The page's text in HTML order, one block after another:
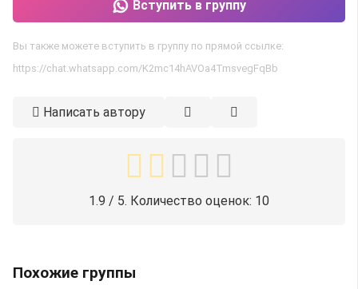
Вступить в группу
Вы также можете вступить в группу по прямой ссылке:
https://chat.whatsapp.com/K2mc14hAVOa4TmsvegFqBb
Написать автору
1.9 / 5. Количество оценок: 10
Похожие группы